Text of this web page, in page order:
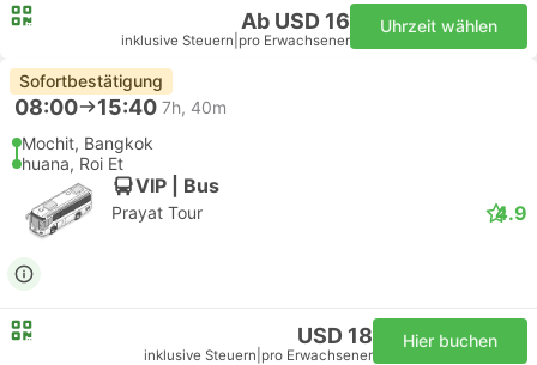
Ab USD 16
inklusive Steuern pro Erwachsener
Uhrzeit wählen
Sofortbestätigung
08:00 15:40 7h, 40m
Mochit, Bangkok
huana, Roi Et
VIP | Bus
Prayat Tour 4.9
USD 18
inklusive Steuern pro Erwachsener
Hier buchen